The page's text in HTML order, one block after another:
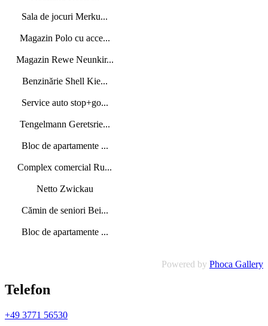
Sala de jocuri Merku...
Magazin Polo cu acce...
Magazin Rewe Neunkir...
Benzinărie Shell Kie...
Service auto stop+go...
Tengelmann Geretsrie...
Bloc de apartamente ...
Complex comercial Ru...
Netto Zwickau
Cămin de seniori Bei...
Bloc de apartamente ...
Powered by Phoca Gallery
Telefon
+49 3771 56530